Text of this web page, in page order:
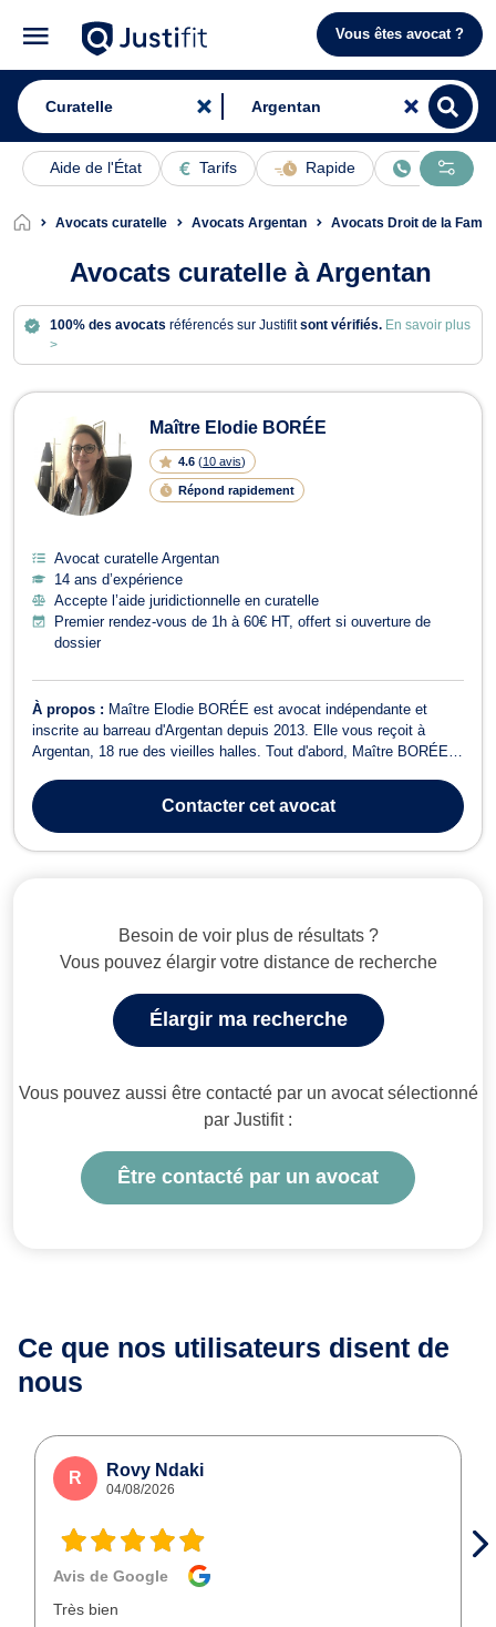
Vous êtes avocat ?
Aide de l'État Tarifs Rapide En ligne
Avocats curatelle Avocats Argentan Avocats Droit de la
Avocats curatelle à Argentan
100% des avocats référencés sur Justifitsont vérifiés. En savoir plus
>
Avocats en curatelle à Argentan
Maître Elodie BORÉE
4.6 (10 avis)
Répond rapidement
Avocat curatelle Argentan
14 ans d’expérience
Accepte l’aide juridictionnelle en curatelle
Premier rendez-vous de 1h à 60€ HT, offert si ouverture de
dossier
À propos : Maître Elodie BORÉE est avocat indépendante et
inscrite au barreau d'Argentan depuis 2013. Elle vous reçoit à
Argentan, 18 rue des vieilles halles. Tout d'abord, Maître BORÉE
mais aussi en matière de droit pénal dès le stade de la garde à
vue, devant tout...
Contactercet avocat
Besoin de voir plus de résultats ?
Vous pouvez élargir votre distance de recherche
Élargir ma recherche
Vous pouvez aussi être contacté par un avocat sélectionné
par Justifit :
Être contacté par un avocat
Ce que nos utilisateurs disent de
nous
R Rovy Ndaki
04/08/2026
Avis de Google
Très bien